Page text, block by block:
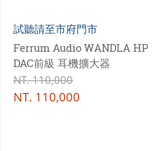
試聽請至市府門市
Ferrum Audio WANDLA HP
DAC前級 耳機擴大器
NT.110,000
NT. 110,000